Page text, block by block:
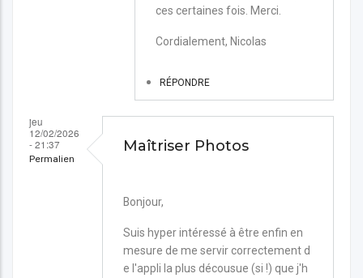
ces certaines fois. Merci.
Cordialement, Nicolas
RÉPONDRE
jeu
12/02/2026
- 21:37
Permalien
Maîtriser Photos
Bonjour,
Suis hyper intéressé à être enfin en
mesure de me servir correctement d
e l'appli la plus décousue (si !) que j'h